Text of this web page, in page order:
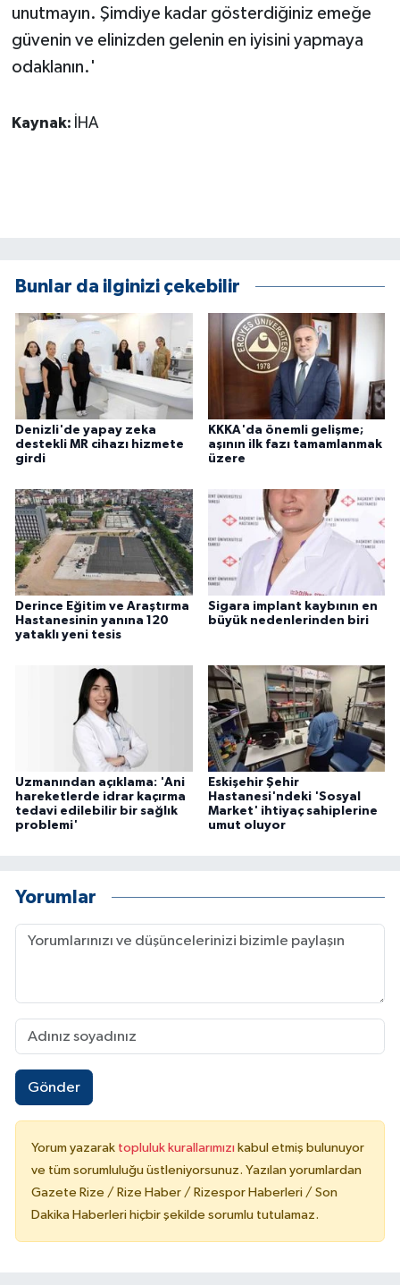
unutmayın. Şimdiye kadar gösterdiğiniz emeğe
güvenin ve elinizden gelenin en iyisini yapmaya
odaklanın.'
Kaynak: İHA
Bunlar da ilginizi çekebilir
Denizli'de yapay zeka
destekli MR cihazı hizmete
girdi
KKKA'da önemli gelişme;
aşının ilk fazı tamamlanmak
üzere
Derince Eğitim ve Araştırma
Hastanesinin yanına 120
yataklı yeni tesis
Sigara implant kaybının en
büyük nedenlerinden biri
Uzmanından açıklama: 'Ani
hareketlerde idrar kaçırma
tedavi edilebilir bir sağlık
problemi'
Eskişehir Şehir
Hastanesi'ndeki 'Sosyal
Market' ihtiyaç sahiplerine
umut oluyor
Yorumlar
Gönder
Yorum yazarak topluluk kurallarımızı kabul etmiş bulunuyor
ve tüm sorumluluğu üstleniyorsunuz. Yazılan yorumlardan
Gazete Rize / Rize Haber / Rizespor Haberleri / Son
Dakika Haberleri hiçbir şekilde sorumlu tutulamaz.